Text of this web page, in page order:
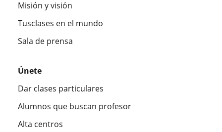
Misión y visión
Tusclases en el mundo
Sala de prensa
Únete
Dar clases particulares
Alumnos que buscan profesor
Alta centros